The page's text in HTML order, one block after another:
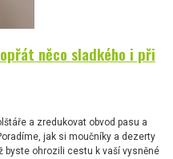
něco sladkého i při
a zredukovat obvod pasu a
jak si moučníky a dezerty
byste ohrozili cestu k vaší vysněné